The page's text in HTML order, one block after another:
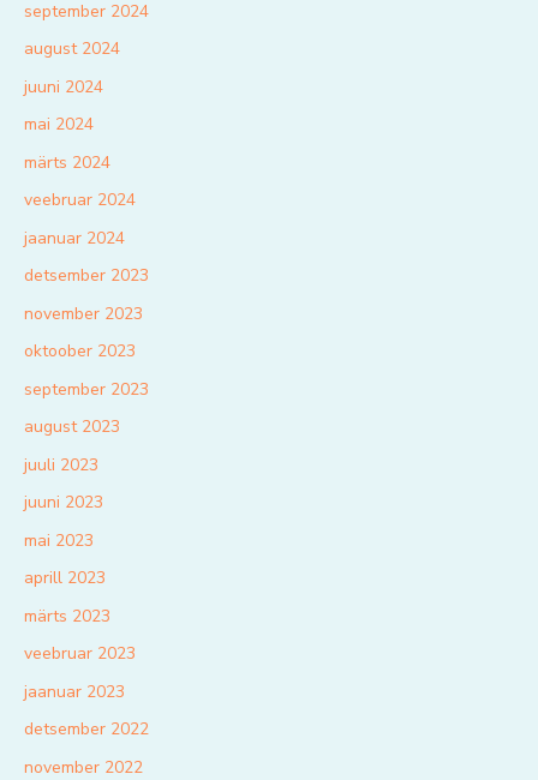
september 2024
august 2024
juuni 2024
mai 2024
märts 2024
veebruar 2024
jaanuar 2024
detsember 2023
november 2023
oktoober 2023
september 2023
august 2023
juuli 2023
juuni 2023
mai 2023
aprill 2023
märts 2023
veebruar 2023
jaanuar 2023
detsember 2022
november 2022